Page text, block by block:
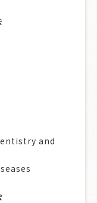
and